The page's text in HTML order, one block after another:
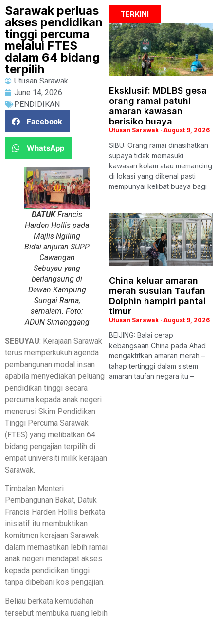
Sarawak perluas
akses pendidikan
tinggi percuma
melalui FTES
dalam 64 bidang
terpilih
Utusan Sarawak
June 14, 2026
PENDIDIKAN
Facebook
WhatsApp
DATUKFrancis
Harden Hollis pada
Majlis Ngiling
Bidai anjuran SUPP
Cawangan
Sebuyau yang
berlangsung di
Dewan Kampung
Sungai Rama,
semalam. Foto:
ADUN Simanggang
SEBUYAU: Kerajaan Sarawak
terus memperkukuh agenda
pembangunan modal insan
apabila menyediakan peluang
pendidikan tinggi secara
percuma kepada anak negeri
menerusi Skim Pendidikan
Tinggi Percuma Sarawak
(FTES) yang melibatkan 64
bidang pengajian terpilih di
empat universiti milik kerajaan
Sarawak.
Timbalan Menteri
Pembangunan Bakat, Datuk
Francis Harden Hollis berkata
inisiatif itu membuktikan
komitmen kerajaan Sarawak
dalam memastikan lebih ramai
anak negeri mendapat akses
kepada pendidikan tinggi
tanpa dibebani kos pengajian.
Beliau berkata kemudahan
tersebut membuka ruang lebih
TERKINI
Eksklusif: MDLBS gesa
orang ramai patuhi
amaran kawasan
berisiko buaya
Utusan Sarawak August 9, 2026
SIBU: Orang ramai dinasihatkan
supaya tidak memasuki
kawasan kolam atau memancing
di lokasi yang dikenal pasti
mempunyai kelibat buaya bagi
China keluar amaran
merah susulan Taufan
Dolphin hampiri pantai
timur
Utusan Sarawak August 9, 2026
BEIJING: Balai cerap
kebangsaan China pada Ahad
mengaktifkan amaran merah –
tahap tertinggi dalam sistem
amaran taufan negara itu –